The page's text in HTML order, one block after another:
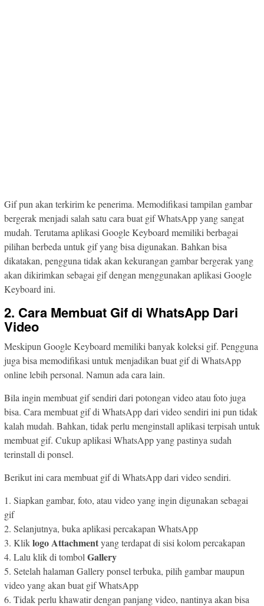
Gif pun akan terkirim ke penerima. Memodifikasi tampilan gambar
bergerak menjadi salah satu cara buat gif WhatsApp yang sangat
mudah. Terutama aplikasi Google Keyboard memiliki berbagai
pilihan berbeda untuk gif yang bisa digunakan. Bahkan bisa
dikatakan, pengguna tidak akan kekurangan gambar bergerak yang
akan dikirimkan sebagai gif dengan menggunakan aplikasi Google
Keyboard ini.
2. Cara Membuat Gif di WhatsApp Dari
Video
Meskipun Google Keyboard memiliki banyak koleksi gif. Pengguna
juga bisa memodifikasi untuk menjadikan buat gif di WhatsApp
online lebih personal. Namun ada cara lain.
Bila ingin membuat gif sendiri dari potongan video atau foto juga
bisa. Cara membuat gif di WhatsApp dari video sendiri ini pun tidak
kalah mudah. Bahkan, tidak perlu menginstall aplikasi terpisah untuk
membuat gif. Cukup aplikasi WhatsApp yang pastinya sudah
terinstall di ponsel.
Berikut ini cara membuat gif di WhatsApp dari video sendiri.
1. Siapkan gambar, foto, atau video yang ingin digunakan sebagai
gif
2. Selanjutnya, buka aplikasi percakapan WhatsApp
3. Kliklogo Attachmentyang terdapat di sisi kolom percakapan
4. Lalu klik di tombol Gallery
5. Setelah halaman Gallery ponsel terbuka, pilih gambar maupun
video yang akan buat gif WhatsApp
6. Tidak perlu khawatir dengan panjang video, nantinya akan bisa